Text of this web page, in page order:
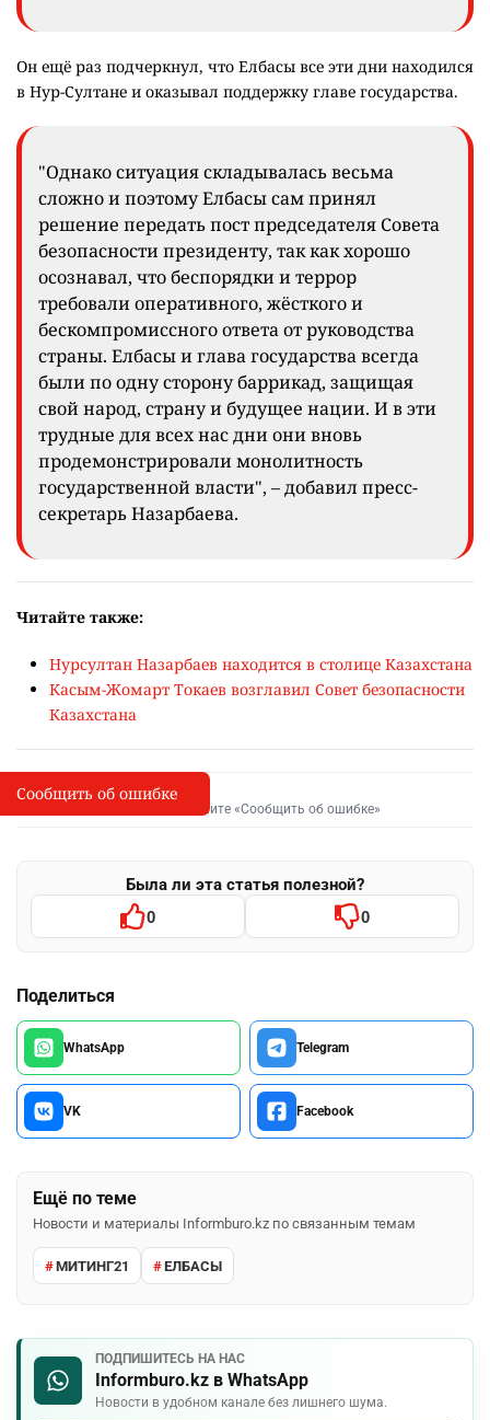
Он ещё раз подчеркнул, что Елбасы все эти дни находился
в Нур-Султане и оказывал поддержку главе государства.
"Однако ситуация складывалась весьма
сложно и поэтому Елбасы сам принял
решение передать пост председателя Совета
безопасности президенту, так как хорошо
осознавал, что беспорядки и террор
требовали оперативного, жёсткого и
бескомпромиссного ответа от руководства
страны. Елбасы и глава государства всегда
были по одну сторону баррикад, защищая
свой народ, страну и будущее нации. И в эти
трудные для всех нас дни они вновь
продемонстрировали монолитность
государственной власти", – добавил пресс-
секретарь Назарбаева.
Читайте также:
Нурсултан Назарбаев находится в столице Казахстана
Касым-Жомарт Токаев возглавил Совет безопасности
Казахстана
I
Сообщить об опечатке
Выделите фрагмент и нажмите «Сообщить об ошибке»
Была ли эта статья полезной?
0 0
Поделиться
WhatsApp Telegram
VK Facebook
Ещё по теме
Новости и материалы Informburo.kz по связанным темам
МИТИНГ21 ЕЛБАСЫ
ПОДПИШИТЕСЬ НА НАС
Informburo.kz в WhatsApp
Новости в удобном канале без лишнего шума.
Сообщить об ошибке